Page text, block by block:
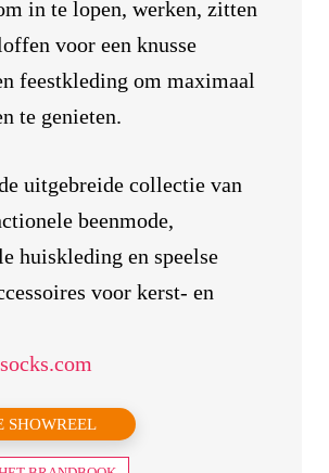
in te lopen, werken, zitten
voor een knusse
feestkleding om maximaal
te genieten.
uitgebreide collectie van
beenmode,
huiskleding en speelse
voor kerst- en
SHOWREEL